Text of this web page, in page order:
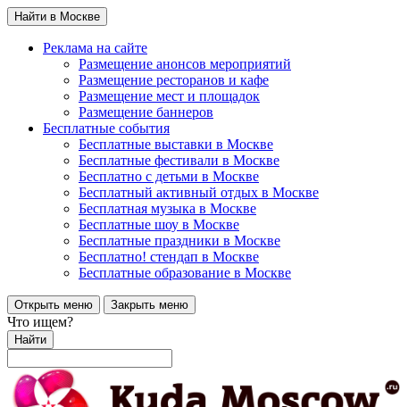
Найти в Москве
Реклама на сайте
Размещение анонсов мероприятий
Размещение ресторанов и кафе
Размещение мест и площадок
Размещение баннеров
Бесплатные события
Бесплатные выставки в Москве
Бесплатные фестивали в Москве
Бесплатно с детьми в Москве
Бесплатный активный отдых в Москве
Бесплатная музыка в Москве
Бесплатные шоу в Москве
Бесплатные праздники в Москве
Бесплатно! стендап в Москве
Бесплатные образование в Москве
Открыть меню Закрыть меню
Что ищем?
Найти